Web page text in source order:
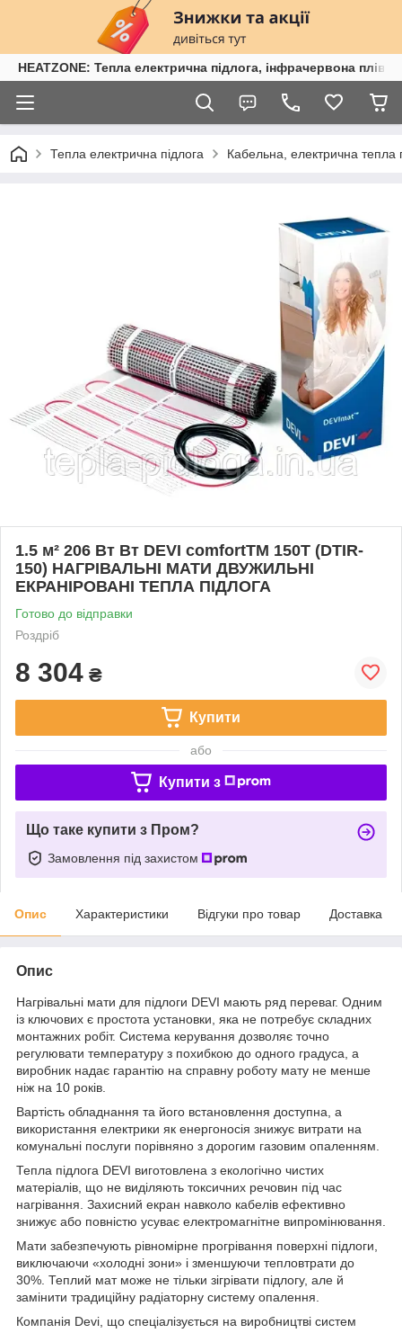
HEATZONE: Тепла електрична підлога, інфрачервона
Тепла електрична підлога Кабельна, електрична
1.5 м² 206 Вт Вт DEVI comfortTM 150T (DTIR-
150) НАГРІВАЛЬНІ МАТИ ДВУЖИЛЬНІ
ЕКРАНІРОВАНІ ТЕПЛА ПІДЛОГА
Готово до відправки
Роздріб
8 304 ₴
Купити
або
Купити з
Що таке купити з Пром?
Замовлення під захистом
Опис Характеристики Відгуки про товар Доставка
Опис
Нагрівальні мати для підлоги DEVI мають ряд переваг. Одним
із ключових є простота установки, яка не потребує складних
монтажних робіт. Система керування дозволяє точно
регулювати температуру з похибкою до одного градуса, а
виробник надає гарантію на справну роботу мату не менше
ніж на 10 років.
Вартість обладнання та його встановлення доступна, а
використання електрики як енергоносія знижує витрати на
комунальні послуги порівняно з дорогим газовим опаленням.
Тепла підлога DEVI виготовлена ​​з екологічно чистих
матеріалів, що не виділяють токсичних речовин під час
нагрівання. Захисний екран навколо кабелів ефективно
знижує або повністю усуває електромагнітне випромінювання.
Мати забезпечують рівномірне прогрівання поверхні підлоги,
виключаючи «холодні зони» і зменшуючи тепловтрати до
30%. Теплий мат може не тільки зігрівати підлогу, але й
замінити традиційну радіаторну систему опалення.
Компанія Devi, що спеціалізується на виробництві систем